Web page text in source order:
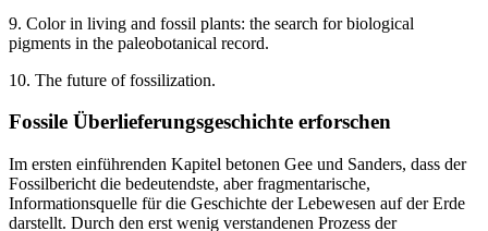
9. Color in living and fossil plants: the search for biological
pigments in the paleobotanical record.
10. The future of fossilization.
Fossile Überlieferungsgeschichte erforschen
Im ersten einführenden Kapitel betonen Gee und Sanders, dass der
Fossilbericht die bedeutendste, aber fragmentarische,
Informationsquelle für die Geschichte der Lebewesen auf der Erde
darstellt. Durch den erst wenig verstandenen Prozess der